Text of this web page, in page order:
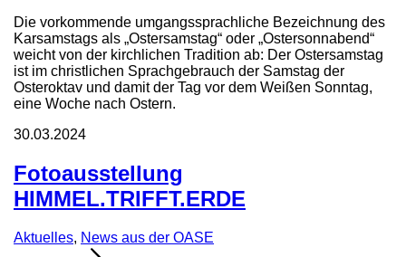
Die vorkommende umgangssprachliche Bezeichnung des
Karsamstags als „Ostersamstag“ oder „Ostersonnabend“
weicht von der kirchlichen Tradition ab: Der Ostersamstag
ist im christlichen Sprachgebrauch der Samstag der
Osteroktav und damit der Tag vor dem Weißen Sonntag,
eine Woche nach Ostern.
30.03.2024
Fotoausstellung
HIMMEL.TRIFFT.ERDE
Aktuelles, News aus der OASE